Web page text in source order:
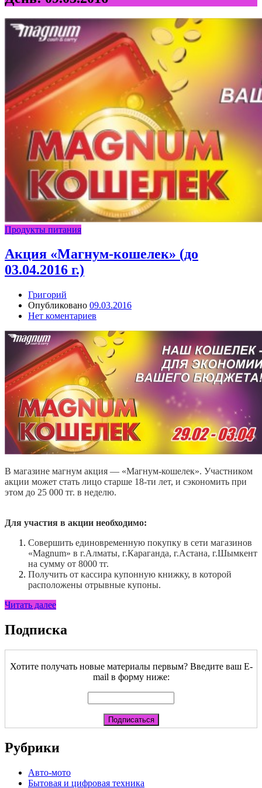
Продукты питания
Акция «Магнум-кошелек» (до
03.04.2016 г.)
Григорий
Опубликовано 09.03.2016
Нет коментариев
В магазине магнум акция — «Магнум-кошелек». Участником
акции может стать лицо старше 18-ти лет, и сэкономить при
этом до 25 000 тг. в неделю.
Для участия в акции необходимо:
Совершить единовременную покупку в сети магазинов
«Magnum» в г.Алматы, г.Караганда, г.Астана, г.Шымкент
на сумму от 8000 тг.
Получить от кассира купонную книжку, в которой
расположены отрывные купоны.
Читать далее
Подписка
Хотите получать новые материалы первым? Введите ваш E-
mail в форму ниже:
Рубрики
Авто-мото
Бытовая и цифровая техника